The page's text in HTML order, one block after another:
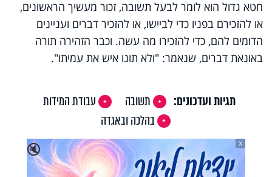
חטא גדול הוא לומר לבעל תשובה, זכור מעשיך הראשונים,
או להזכירם בפניו כדי לביישו, או להזכיר דברים ועניינים
הדומים להם, כדי להזכירו מה עשה. וכבר הזהירה תורה
באונאת דברים, שנאמר: "ולא תונו איש את עמיתו".
תגיות ועדכונים: תשובה
עבודת המידות
בהלכה ובאגדה
🔇
X